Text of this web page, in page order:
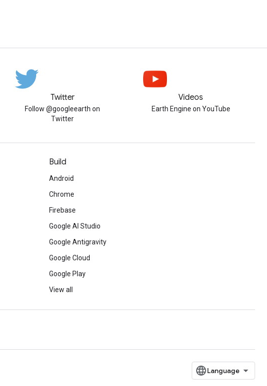
Twitter
Follow @googleearth on
Twitter
Videos
Earth Engine on YouTube
Build
Android
Chrome
Firebase
Google AI Studio
Google Antigravity
Google Cloud
Google Play
View all